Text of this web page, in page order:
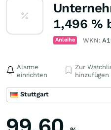
1,496 %
Anleihe WKN:
Alarme
einrichten
Zur
hinzufügen
Stuttgart